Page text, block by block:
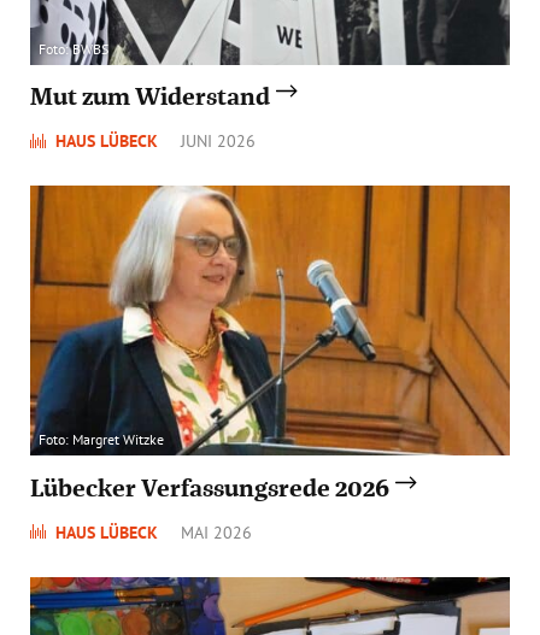
Foto: BWBS
Mut zum Widerstand
HAUS LÜBECK JUNI 2026
Foto: Margret Witzke
Lübecker Verfassungsrede 2026
HAUS LÜBECK MAI 2026